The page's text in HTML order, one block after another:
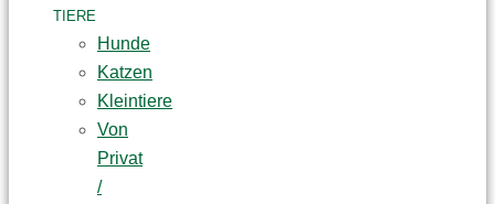
TIERE
Hunde
Katzen
Kleintiere
Von
Privat
/